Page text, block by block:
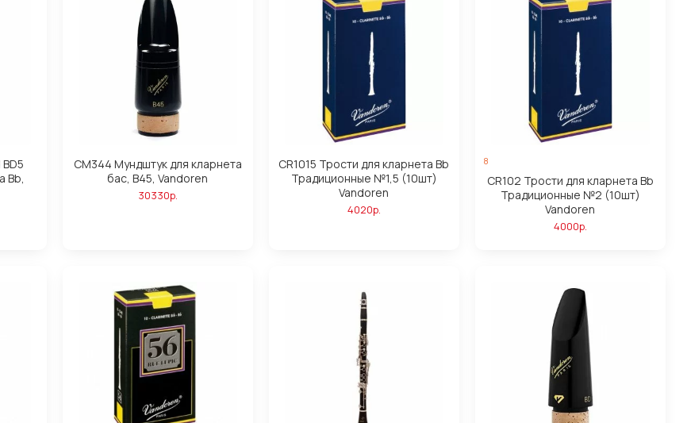
Bb,
CM344 Мундштук для кларнета
бас, B45, Vandoren
30330р.
CR1015 Трости для кларнета Bb
Традиционные №1,5 (10шт)
Vandoren
4020р.
8
CR102 Трости для кларнета Bb
Традиционные №2 (10шт)
Vandoren
4000р.